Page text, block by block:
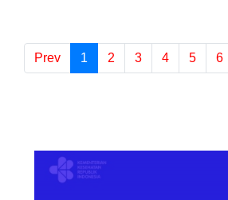
Prev 1 (current)
2 3 4 5 6